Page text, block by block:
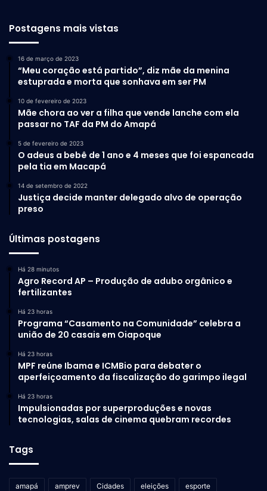
Postagens mais vistas
16 de março de 2023
“Meu coração está partido”, diz mãe da menina
estuprada e morta que sonhava em ser PM
10 de fevereiro de 2023
Mãe chora ao ver a filha que vende lanche com ela
passar no TAF da PM do Amapá
5 de fevereiro de 2023
O adeus a bebê de 1 ano e 4 meses que foi espancada
pela tia em Macapá
14 de setembro de 2022
Justiça decide manter delegado alvo de operação
preso
Últimas postagens
Há 28 minutos
Agro Record AP – Produção de adubo orgânico e
fertilizantes
Há 23 horas
Programa “Casamento na Comunidade” celebra a
união de 20 casais em Oiapoque
Há 23 horas
MPF reúne Ibama e ICMBio para debater o
aperfeiçoamento da fiscalização do garimpo ilegal
Há 23 horas
Impulsionadas por superproduções e novas
tecnologias, salas de cinema quebram recordes
Tags
amapá amprev Cidades eleições esporte